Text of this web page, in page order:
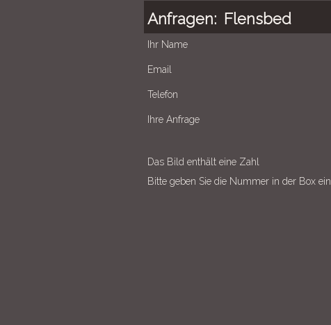
Anfragen: Flensbed
Ihr Name
Email
Telefon
Ihre Anfrage
Das Bild enthält eine Zahl
Bitte geben Sie die Nummer in der Box ein